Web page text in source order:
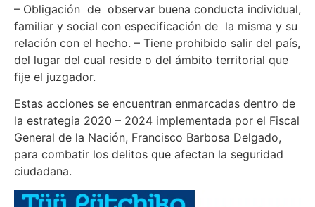
– Obligación de observar buena conducta individual,
familiar y social con especificación de la misma y su
relación con el hecho. – Tiene prohibido salir del país,
del lugar del cual reside o del ámbito territorial que
fije el juzgador.
Estas acciones se encuentran enmarcadas dentro de
la estrategia 2020 – 2024 implementada por el Fiscal
General de la Nación, Francisco Barbosa Delgado,
para combatir los delitos que afectan la seguridad
ciudadana.